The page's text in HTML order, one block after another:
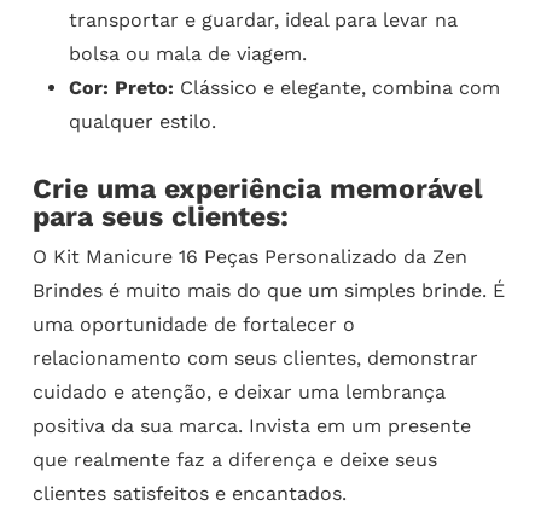
transportar e guardar, ideal para levar na
bolsa ou mala de viagem.
Cor: Preto: Clássico e elegante, combina com
qualquer estilo.
Crie uma experiência memorável
para seus clientes:
O Kit Manicure 16 Peças Personalizado da Zen
Brindes é muito mais do que um simples brinde. É
uma oportunidade de fortalecer o
relacionamento com seus clientes, demonstrar
cuidado e atenção, e deixar uma lembrança
positiva da sua marca. Invista em um presente
que realmente faz a diferença e deixe seus
clientes satisfeitos e encantados.